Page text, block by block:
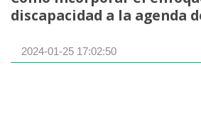
discapacidad a la agenda
2024-01-25 17:02:50